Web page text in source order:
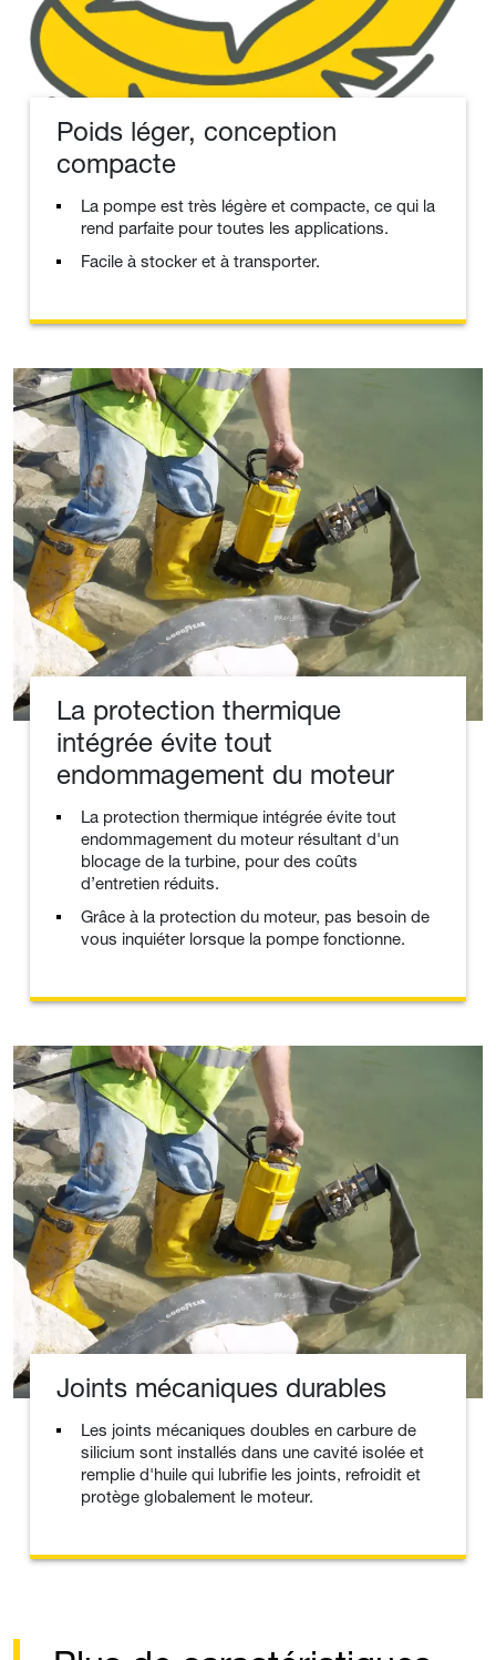
Poids léger, conception
compacte
La pompe est très légère et compacte, ce qui la
rend parfaite pour toutes les applications.
Facile à stocker et à transporter.
La protection thermique
intégrée évite tout
endommagement du moteur
La protection thermique intégrée évite tout
endommagement du moteur résultant d'un
blocage de la turbine, pour des coûts
d’entretien réduits.
Grâce à la protection du moteur, pas besoin de
vous inquiéter lorsque la pompe fonctionne.
Joints mécaniques durables
Les joints mécaniques doubles en carbure de
silicium sont installés dans une cavité isolée et
remplie d'huile qui lubrifie les joints, refroidit et
protège globalement le moteur.